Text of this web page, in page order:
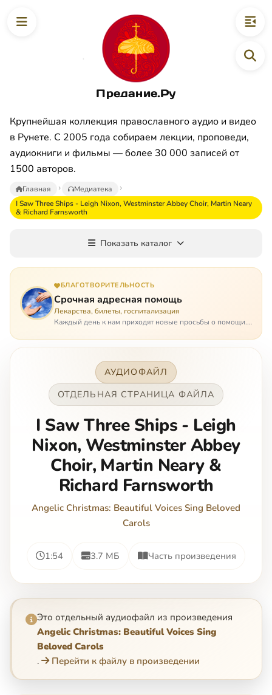
Предание.Ру
Крупнейшая коллекция православного аудио и видео
в Рунете. С 2005 года собираем лекции, проповеди,
аудиокниги и фильмы — более 30 000 записей от
1500 авторов.
Главная
Медиатека
I Saw Three Ships - Leigh Nixon, Westminster Abbey Choir, Martin Neary
& Richard Farnsworth
Показать каталог
БЛАГОТВОРИТЕЛЬНОСТЬ
Срочная адресная помощь
Лекарства, билеты, госпитализация
Каждый день к нам приходят новые просьбы о помощи.
она нужна была вчера: в приеме лекарств образовался
АУДИОФАЙЛ
ОТДЕЛЬНАЯ СТРАНИЦА ФАЙЛА
I Saw Three Ships - Leigh
Nixon, Westminster Abbey
Choir, Martin Neary &
Richard Farnsworth
Angelic Christmas: Beautiful Voices Sing Beloved
Carols
1:54 3.7 МБ Часть произведения
Это отдельный аудиофайл из произведения
Angelic Christmas: Beautiful Voices Sing
Beloved Carols
.
Перейти к файлу в произведении